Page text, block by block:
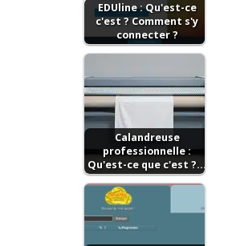
EDUline : Qu'est-ce
c'est ? Comment s'y
connecter ?
Calandreuse
professionnelle :
Qu'est-ce que c'est ?…